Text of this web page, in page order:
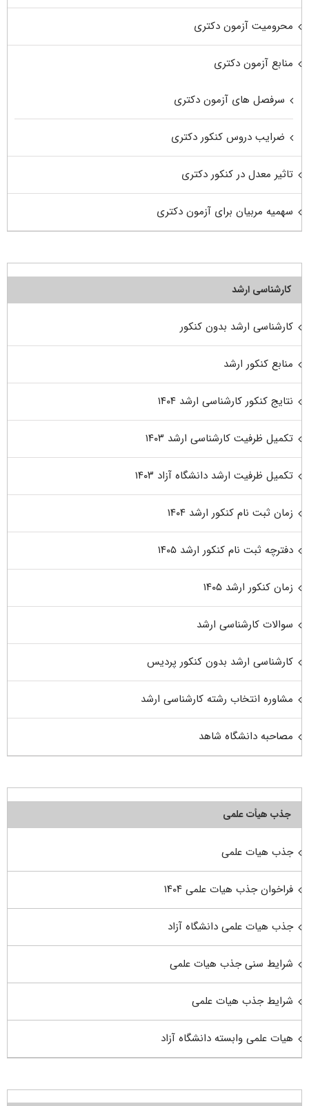
محرومیت آزمون دکتری
منابع آزمون دکتری
سرفصل های آزمون دکتری
ضرایب دروس کنکور دکتری
تاثیر معدل در کنکور دکتری
سهمیه مربیان برای آزمون دکتری
کارشناسی ارشد
کارشناسی ارشد بدون کنکور
منابع کنکور ارشد
نتایج کنکور کارشناسی ارشد ۱۴۰۴
تکمیل ظرفیت کارشناسی ارشد ۱۴۰۳
تکمیل ظرفیت ارشد دانشگاه آزاد ۱۴۰۳
زمان ثبت نام کنکور ارشد ۱۴۰۴
دفترچه ثبت نام کنکور ارشد ۱۴۰۵
زمان کنکور ارشد ۱۴۰۵
سوالات کارشناسی ارشد
کارشناسی ارشد بدون کنکور پردیس
مشاوره انتخاب رشته کارشناسی ارشد
مصاحبه دانشگاه شاهد
جذب هیأت علمی
جذب هیات علمی
فراخوان جذب هیات علمی ۱۴۰۴
جذب هیات علمی دانشگاه آزاد
شرایط سنی جذب هیات علمی
شرایط جذب هیات علمی
هیات علمی وابسته دانشگاه آزاد